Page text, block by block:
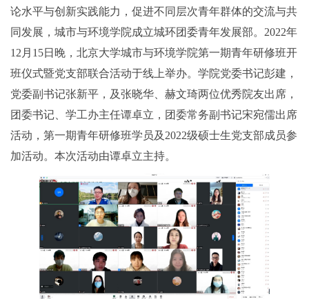
论水平与创新实践能力，促进不同层次青年群体的交流与共
同发展，城市与环境学院成立城环团委青年发展部。2022年
12月15日晚，北京大学城市与环境学院第一期青年研修班开
班仪式暨党支部联合活动于线上举办。学院党委书记彭建，
党委副书记张新平，及张晓华、赫文琦两位优秀院友出席，
团委书记、学工办主任谭卓立，团委常务副书记宋宛儒出席
活动，第一期青年研修班学员及2022级硕士生党支部成员参
加活动。本次活动由谭卓立主持。